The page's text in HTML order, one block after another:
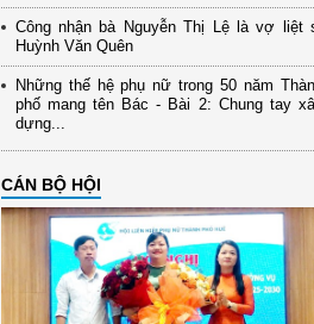
Công nhận bà Nguyễn Thị Lệ là vợ liệt
Huỳnh Văn Quên
Những thế hệ phụ nữ trong 50 năm
phố mang tên Bác - Bài 2: Chung tay
dựng...
CÁN BỘ HỘI